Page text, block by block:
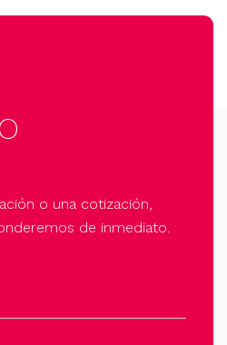
o una cotización,
de inmediato.